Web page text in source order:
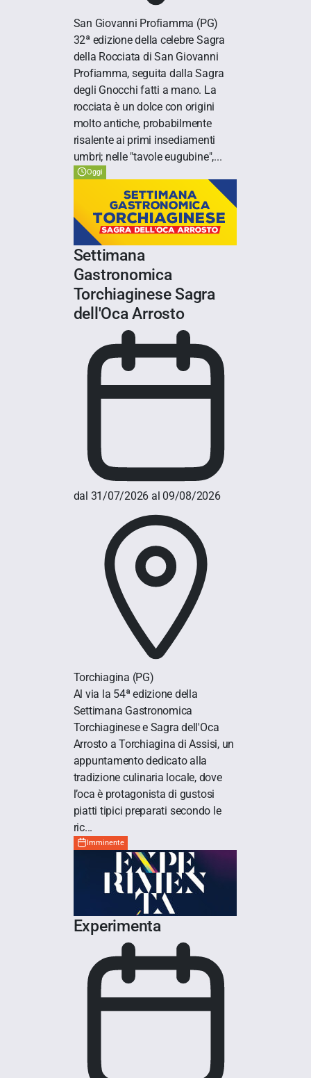
San Giovanni Profiamma (PG)
32ª edizione della celebre Sagra
della Rocciata di San Giovanni
Profiamma, seguita dalla Sagra
degli Gnocchi fatti a mano. La
rocciata è un dolce con origini
molto antiche, probabilmente
risalente ai primi insediamenti
umbri; nelle "tavole eugubine",...
Oggi
Settimana
Gastronomica
Torchiaginese Sagra
dell'Oca Arrosto
dal 31/07/2026 al 09/08/2026
Torchiagina (PG)
Al via la 54ª edizione della
Settimana Gastronomica
Torchiaginese e Sagra dell'Oca
Arrosto a Torchiagina di Assisi, un
appuntamento dedicato alla
tradizione culinaria locale, dove
l’oca è protagonista di gustosi
piatti tipici preparati secondo le
ric...
Imminente
Experimenta